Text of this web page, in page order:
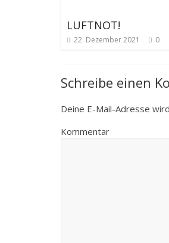
LUFTNOT!
22. Dezember 2021 0
Schreibe einen
Deine E-Mail-Adresse
Kommentar